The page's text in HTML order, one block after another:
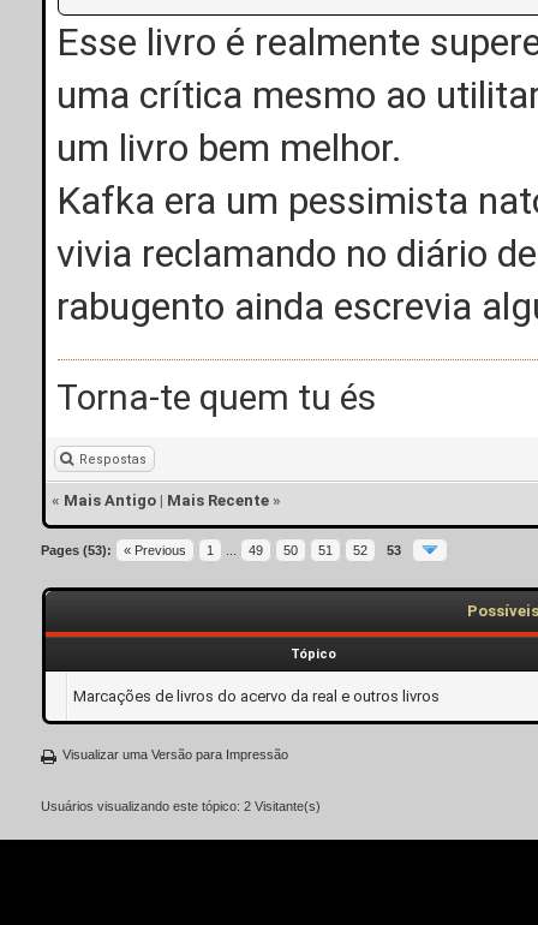
Esse livro é realmente
uma crítica mesmo ao
um livro bem melhor.
Kafka era um pessimista
vivia reclamando no diário
rabugento ainda escrevia
Torna-te quem tu és
Respostas
« Mais Antigo | Mais Recente »
Pages (53): « Previous 1 49 50 51 52 53
Tópico
Marcações de livros do acervo da real e outros livros
Visualizar uma Versão para Impressão
Usuários visualizando este tópico: 2 Visitante(s)